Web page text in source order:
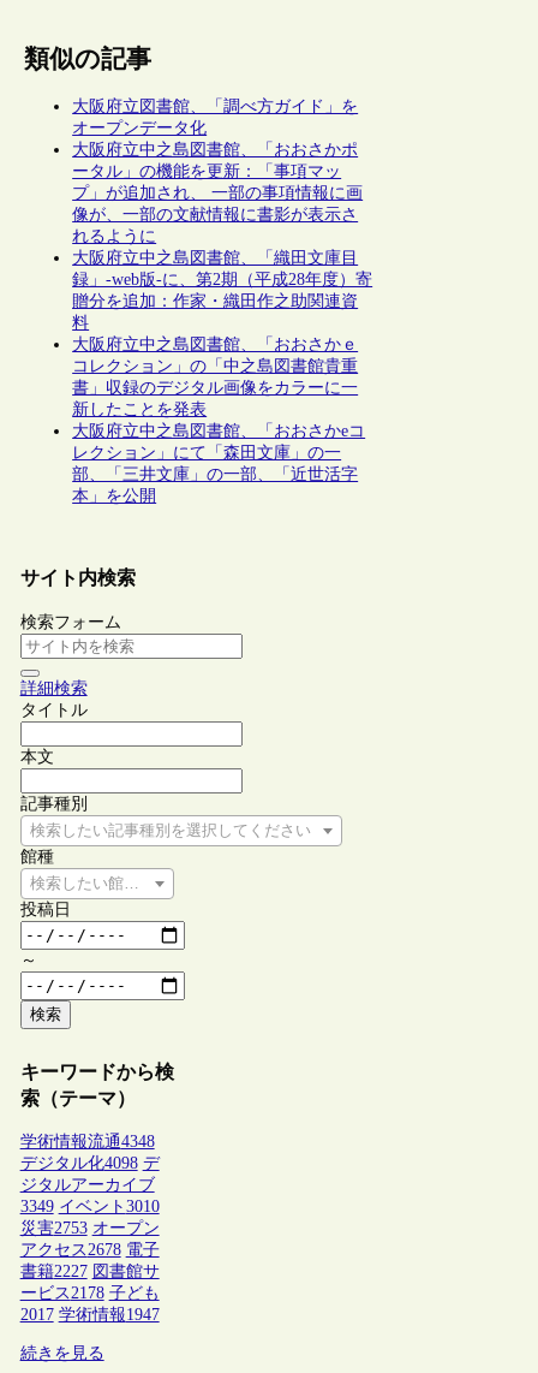
類似の記事
大阪府立図書館、「調べ方ガイド」を
オープンデータ化
大阪府立中之島図書館、「おおさかポ
ータル」の機能を更新：「事項マッ
プ」が追加され、 一部の事項情報に画
像が、一部の文献情報に書影が表示さ
れるように
大阪府立中之島図書館、「織田文庫目
録」-web版-に、第2期（平成28年度）寄
贈分を追加：作家・織田作之助関連資
料
大阪府立中之島図書館、「おおさかｅ
コレクション」の「中之島図書館貴重
書」収録のデジタル画像をカラーに一
新したことを発表
大阪府立中之島図書館、「おおさかeコ
レクション」にて「森田文庫」の一
部、「三井文庫」の一部、「近世活字
本」を公開
サイト内検索
検索フォーム
詳細検索
タイトル
本文
記事種別
検索したい記事種別を選択してください
館種
検索したい館種を選択してください
投稿日
～
検索
キーワードから検
索（テーマ）
学術情報流通4348
デジタル化4098 デ
ジタルアーカイブ
3349 イベント 3010
災害2753 オープン
アクセス2678 電子
書籍2227 図書館サ
ービス2178 子ども
2017 学術情報1947
続きを見る